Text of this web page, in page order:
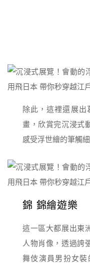
除此，這裡還展
畫，欣賞完沉浸式
感受浮世繪的筆觸
錦 錦繪遊樂
這一區大都展出東
人物肖像，透過誇
舞伎演員男扮女